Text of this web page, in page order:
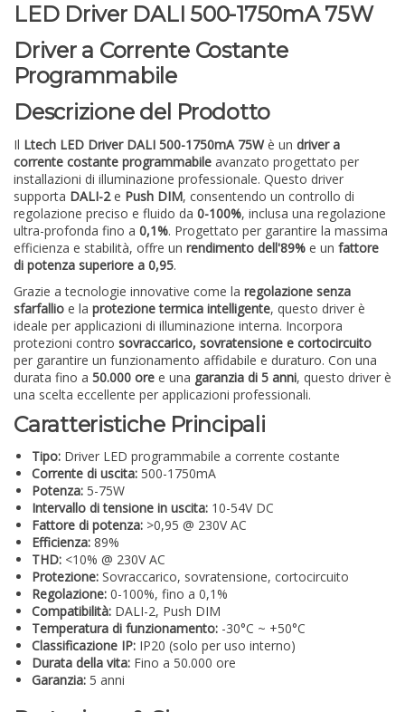
LED Driver DALI 500-1750mA 75W
Driver a Corrente Costante
Programmabile
Descrizione del Prodotto
Il Ltech LED Driver DALI 500-1750mA 75Wè un driver a
corrente costante programmabile avanzato progettato per
installazioni di illuminazione professionale. Questo driver
supporta DALI-2e Push DIM, consentendo un controllo di
regolazione preciso e fluido da 0-100%, inclusa una regolazione
ultra-profonda fino a 0,1%. Progettato per garantire la massima
efficienza e stabilità, offre un rendimento dell'89% e un fattore
di potenza superiore a 0,95.
Grazie a tecnologie innovative come la regolazione senza
sfarfallio e la protezione termica intelligente, questo driver è
ideale per applicazioni di illuminazione interna. Incorpora
protezioni contro sovraccarico, sovratensione e cortocircuito
per garantire un funzionamento affidabile e duraturo. Con una
durata fino a 50.000 ore e una garanzia di 5 anni, questo driver è
una scelta eccellente per applicazioni professionali.
Caratteristiche Principali
Tipo: Driver LED programmabile a corrente costante
Corrente di uscita: 500-1750mA
Potenza: 5-75W
Intervallo di tensione in uscita: 10-54V DC
Fattore di potenza: >0,95 @ 230V AC
Efficienza: 89%
THD: <10% @ 230V AC
Protezione: Sovraccarico, sovratensione, cortocircuito
Regolazione: 0-100%, fino a 0,1%
Compatibilità: DALI-2, Push DIM
Temperatura di funzionamento: -30°C ~ +50°C
Classificazione IP: IP20 (solo per uso interno)
Durata della vita: Fino a 50.000 ore
Garanzia: 5 anni